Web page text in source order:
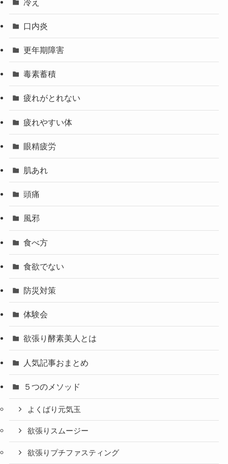
冷え
口内炎
更年期障害
毒素蓄積
疲れがとれない
疲れやすい体
眼精疲労
肌あれ
頭痛
風邪
食べ方
食欲でない
防災対策
体験会
欲張り酵素美人とは
人気記事おまとめ
５つのメソッド
よくばり元気玉
欲張りスムージー
欲張りプチファスティング